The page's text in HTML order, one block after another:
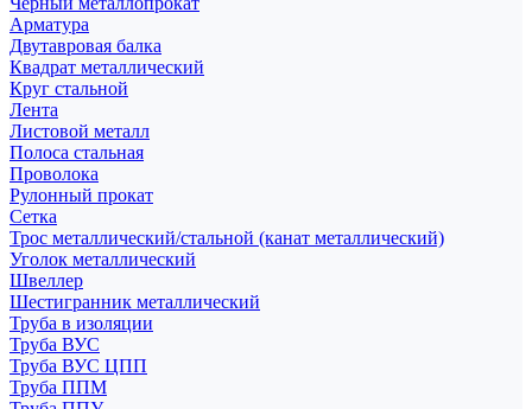
Арматура
Двутавровая балка
Квадрат металлический
Круг стальной
Лента
Листовой металл
Полоса стальная
Проволока
Рулонный прокат
Сетка
Трос металлический/стальной (канат металлический)
Уголок металлический
Швеллер
Шестигранник металлический
Труба в изоляции
Труба ВУС
Труба ВУС ЦПП
Труба ППМ